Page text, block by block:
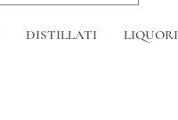
DISTILLATI LIQUORI